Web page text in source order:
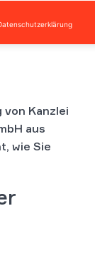
von Kanzlei
aus
wie Sie